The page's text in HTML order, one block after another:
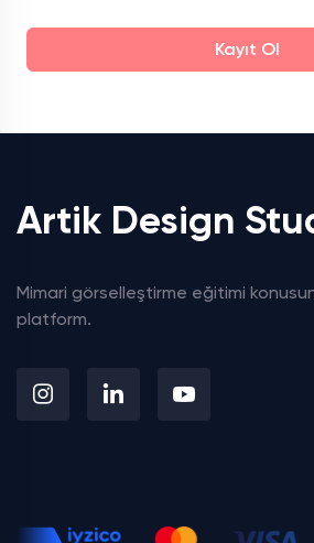
Kayıt Ol
Artik Design
Mimari görselleştirme eğitimi
platform.